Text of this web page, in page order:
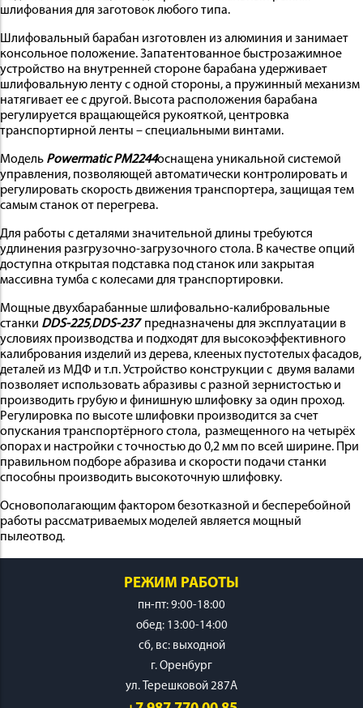
шлифования для заготовок любого типа.
Шлифовальный барабан изготовлен из алюминия и занимает
консольное положение. Запатентованное быстрозажимное
устройство на внутренней стороне барабана удерживает
шлифовальную ленту с одной стороны, а пружинный механизм
натягивает ее с другой. Высота расположения барабана
регулируется вращающейся рукояткой, центровка
транспортирной ленты – специальными винтами.
Модель Powermatic PM2244оснащена уникальной системой
управления, позволяющей автоматически контролировать и
регулировать скорость движения транспортера, защищая тем
самым станок от перегрева.
Для работы с деталями значительной длины требуются
удлинения разгрузочно-загрузочного стола. В качестве опций
доступна открытая подставка под станок или закрытая
массивна тумба с колесами для транспортировки.
Мощные двухбарабанные шлифовально-калибровальные
станки DDS-225,DDS-237предназначены для эксплуатации в
условиях производства и подходят для высокоэффективного
калибрования изделий из дерева, клееных пустотелых фасадов,
деталей из МДФ и т.п. Устройство конструкции с двумя валами
позволяет использовать абразивы с разной зернистостью и
производить грубую и финишную шлифовку за один проход.
Регулировка по высоте шлифовки производится за счет
опускания транспортёрного стола, размещенного на четырёх
опорах и настройки с точностью до 0,2 мм по всей ширине. При
правильном подборе абразива и скорости подачи станки
способны производить высокоточную шлифовку.
Основополагающим фактором безотказной и бесперебойной
работы рассматриваемых моделей является мощный
пылеотвод.
РЕЖИМ РАБОТЫ
пн-пт: 9:00-18:00
обед: 13:00-14:00
cб, вс: выходной
г. Оренбург
ул. Терешковой 287А